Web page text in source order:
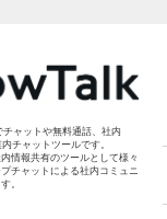
ャットや無料通話、社内
チャットツールです。
情報共有のツールとして様々
チャットによる社内コミュニ
。